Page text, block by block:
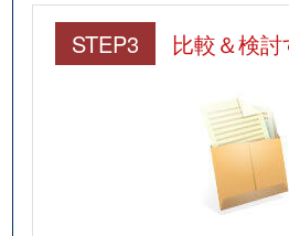
STEP3 比較＆検討